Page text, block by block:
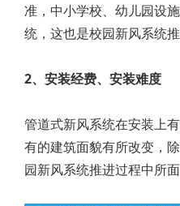
准，中小学校、幼儿园设
统，这也是校园新风系统
2、安装经费、安装难度
管道式新风系统在安装上
有的建筑面貌有所改变，
园新风系统推进过程中所面